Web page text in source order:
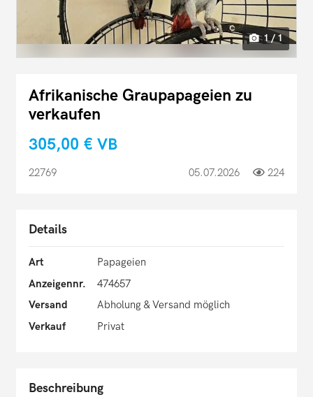
1 / 1
Afrikanische Graupapageien zu
verkaufen
305,00 € VB
22769 05.07.2026 224
Details
Art
Papageien
Anzeigennr.
474657
Versand
Abholung & Versand möglich
Verkauf
Privat
Beschreibung